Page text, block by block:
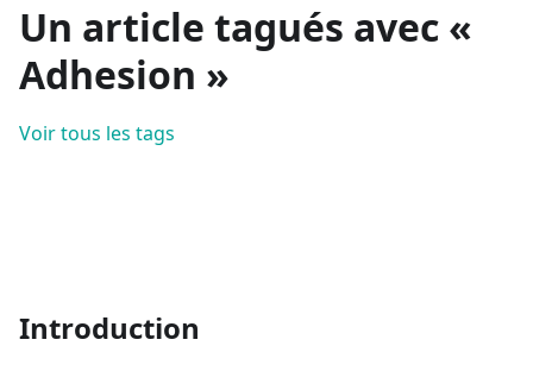
Un article tagués avec «
Adhesion »
Voir tous les tags
Introduction